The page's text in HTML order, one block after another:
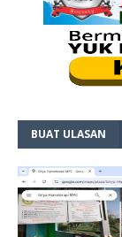
BUAT ULASAN